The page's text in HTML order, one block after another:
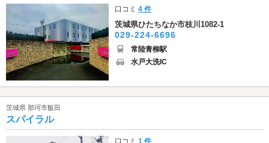
口コミ4 件
茨城県ひたちなか市枝川1082-1
029-224-6696
常陸青柳駅
水戸大洗IC
茨城県 那珂市飯田
スパイラル
口コミ1 件